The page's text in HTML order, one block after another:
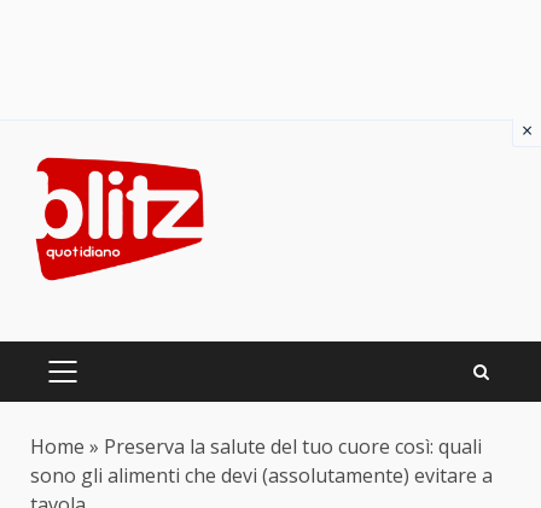
content
PRIMARY
Home » Preserva la salute del tuo cuore così: quali
sono gli alimenti che devi (assolutamente) evitare a
×